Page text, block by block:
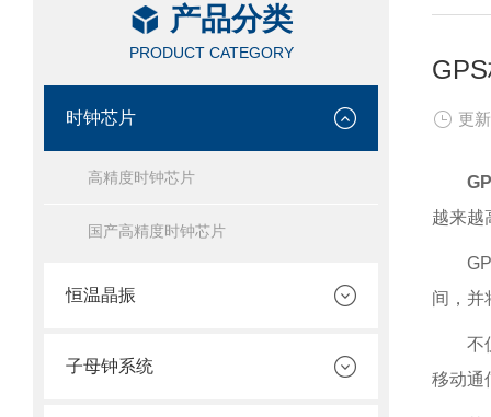
产品分类
PRODUCT CATEGORY
时钟芯片
高精度时钟芯片
国产高精度时钟芯片
恒温晶振
子母钟系统
/
更
越来越
间，并
不
移动通